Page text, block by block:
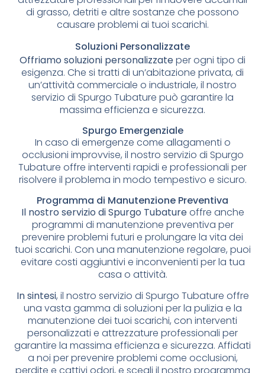
di grasso, detriti e altre sostanze che possono
causare problemi ai tuoi scarichi.
Soluzioni Personalizzate
Offriamo soluzioni personalizzateper ogni tipo di
esigenza. Che si tratti di un’abitazione privata, di
un’attività commerciale o industriale, il nostro
servizio di Spurgo Tubature può garantire la
massima efficienza e sicurezza.
Spurgo Emergenziale
In caso di emergenze come allagamenti o
occlusioni improvvise, il nostro servizio di Spurgo
Tubature offre interventi rapidi e professionali per
risolvere il problema in modo tempestivo e sicuro.
Programma di Manutenzione Preventiva
Il nostro servizio di Spurgo Tubatureoffre anche
programmi di manutenzione preventiva per
prevenire problemi futuri e prolungare la vita dei
tuoi scarichi. Con una manutenzione regolare, puoi
evitare costi aggiuntivi e inconvenienti per la tua
casa o attività.
In sintesi, il nostro servizio di Spurgo Tubature offre
una vasta gamma di soluzioni per la pulizia e la
manutenzione dei tuoi scarichi, con interventi
personalizzati e attrezzature professionali per
garantire la massima efficienza e sicurezza. Affidati
a noi per prevenire problemi come occlusioni,